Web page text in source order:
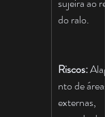
sujeira ao
do ralo.
Riscos:
nto de áreas
externas,